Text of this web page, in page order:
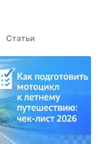
Статьи